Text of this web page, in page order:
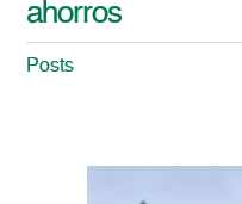
ahorros
Posts